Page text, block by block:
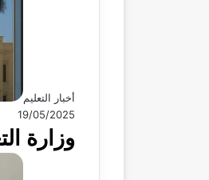
أخبار التعليم
19/05/2025
وزارة